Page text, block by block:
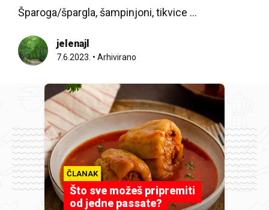
Šparoga/špargla, šampinjoni, tikvice ...
jelenajl
7.6.2023. • Arhivirano
ČLANAK
Što sve možeš pripremiti
od jedne passate?